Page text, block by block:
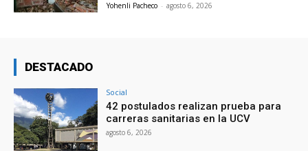
Yohenli Pacheco - agosto 6, 2026
DESTACADO
Social
42 postulados realizan prueba para
carreras sanitarias en la UCV
agosto 6, 2026